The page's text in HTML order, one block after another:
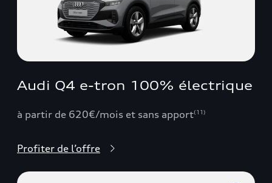
Audi Q4 e-tron 100% électrique
à partir de 620€/mois et sans apport(11)
Profiter de l’offre